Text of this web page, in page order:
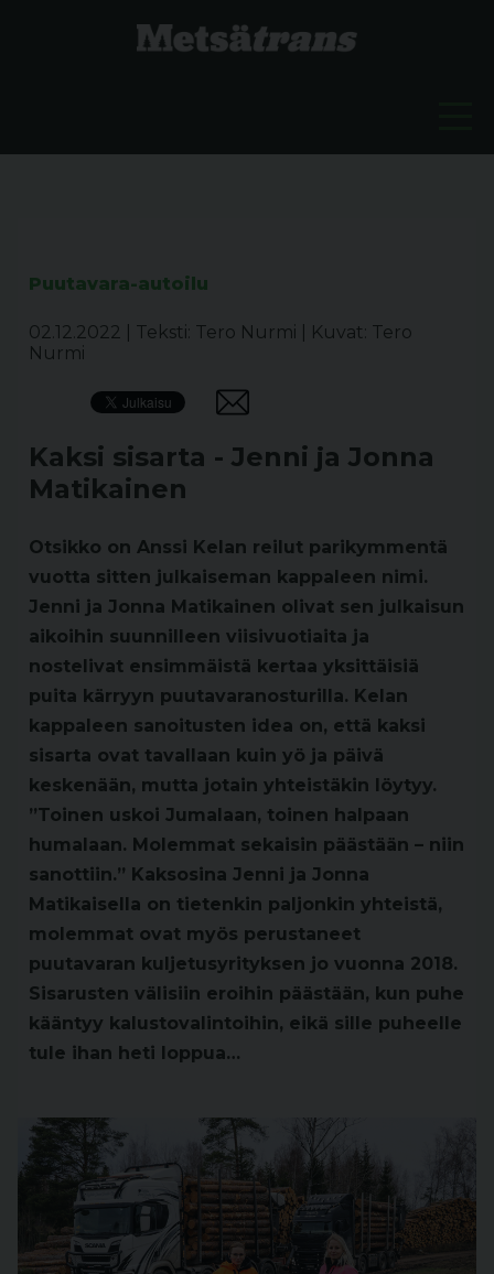
Puutavara-autoilu
02.12.2022 Teksti: Tero Nurmi
Kuvat: Tero
Nurmi
Kaksi sisarta - Jenni ja Jonna
Matikainen
Otsikko on Anssi Kelan reilut parikymmentä
vuotta sitten julkaiseman kappaleen nimi.
Jenni ja Jonna Matikainen olivat sen julkaisun
aikoihin suunnilleen viisivuotiaita ja
nostelivat ensimmäistä kertaa yksittäisiä
puita kärryyn puutavaranosturilla. Kelan
kappaleen sanoitusten idea on, että kaksi
sisarta ovat tavallaan kuin yö ja päivä
keskenään, mutta jotain yhteistäkin löytyy.
”Toinen uskoi Jumalaan, toinen halpaan
humalaan. Molemmat sekaisin päästään – niin
sanottiin.” Kaksosina Jenni ja Jonna
Matikaisella on tietenkin paljonkin yhteistä,
molemmat ovat myös perustaneet
puutavaran kuljetusyrityksen jo vuonna 2018.
Sisarusten välisiin eroihin päästään, kun puhe
kääntyy kalustovalintoihin, eikä sille puheelle
tule ihan heti loppua…